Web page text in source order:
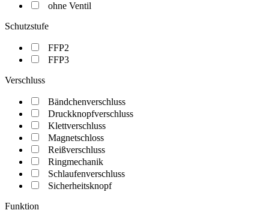
ohne Ventil
Schutzstufe
FFP2
FFP3
Verschluss
Bändchenverschluss
Druckknopfverschluss
Klettverschluss
Magnetschloss
Reißverschluss
Ringmechanik
Schlaufenverschluss
Sicherheitsknopf
Funktion